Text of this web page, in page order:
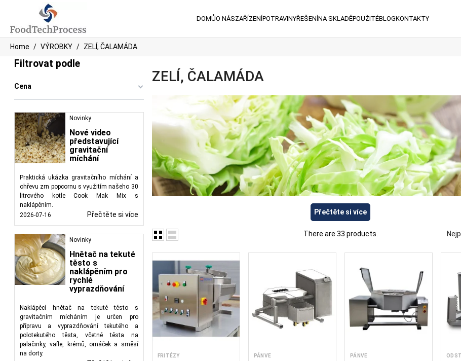
DOMŮO NÁSZAŘÍZENÍPOTRAVINYŘEŠENÍNA SKLADĚPOUŽITÉBLOGKONTAKTY
Home VÝROBKY ZELÍ, ČALAMÁDA
Filtrovat podle
Cena
Novinky
Nové video
představující
gravitační
míchání
Praktická ukázka gravitačního míchání a
ohřevu zrn popcornu s využitím našeho 30
litrového kotle Cook Mak Mix s
naklápěním.
2026-07-16
Přečtěte si více
Novinky
Hnětač na tekuté
těsto s
naklápěním pro
rychlé
vyprazdňování
Naklápěcí hnětač na tekuté těsto s
gravitačním mícháním je určen pro
přípravu a vyprazdňování tekutého a
polotekutého těsta, včetně těsta na
palačinky, vafle, krémů, omáček a směsí
na dorty.
ZELÍ, ČALAMÁDA
Zařízení pro zpracování potravin na zpracování salátů, zelí a kysaného zelí, včetně zařízení
míchání, ohřev a přípravu zelených zeleninových ingrediencí. Toto zařízení je vhodné pro
čerstvého zelí a fermentovaných zeleninových produktů s konzistentními
FoodTechProcess dodáváme zařízení pro malé a střední výrobce svačin, výrobce
profesionální kuchyně.
Přečtěte si více
There are 33 products.
FRITÉZY PÁNVE PÁNVE